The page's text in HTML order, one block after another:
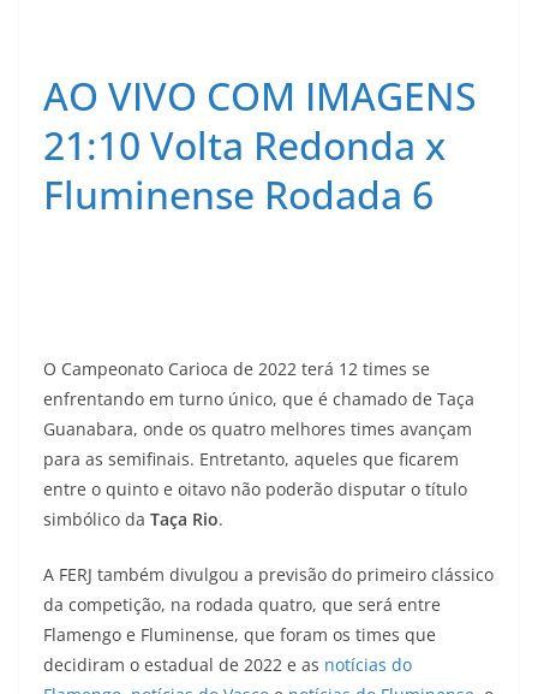
AO VIVO COM IMAGENS
21:10 Volta Redonda x
Fluminense Rodada 6
O Campeonato Carioca de 2022 terá 12 times se
enfrentando em turno único, que é chamado de Taça
Guanabara, onde os quatro melhores times avançam
para as semifinais. Entretanto, aqueles que ficarem
entre o quinto e oitavo não poderão disputar o título
simbólico da Taça Rio.
A FERJ também divulgou a previsão do primeiro clássico
da competição, na rodada quatro, que será entre
Flamengo e Fluminense, que foram os times que
decidiram o estadual de 2022 e as notícias do